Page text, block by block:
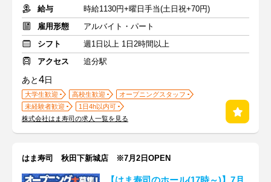
給与
時給1130円+曜日手当(土日祝+70円)
雇用形態
アルバイト・パート
シフト
週1日以上 1日2時間以上
アクセス
追分駅
あと4日
大学生歓迎 高校生歓迎
オープニングスタッフ
未経験者歓迎
1日4h以内可
株式会社はま寿司の求人一覧を見る
はま寿司 秋田下新城店 ※7月2日OPEN